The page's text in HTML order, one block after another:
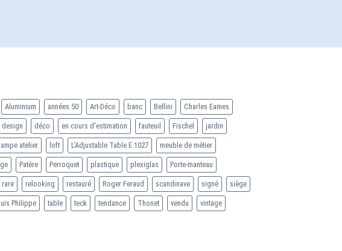
Aluminium années 50 Art-Déco banc Bellini Charles Eames
design déco en cours d'estimation fauteuil Fischel jardin
lampe atelier loft L’Adjustable Table E 1027 meuble de métier
Patère Perroquet plastique plexiglas Porte-manteau
rare relooking restauré Roger Feraud scandinave signé siège
Philippe table teck tendance Thonet vendu vintage